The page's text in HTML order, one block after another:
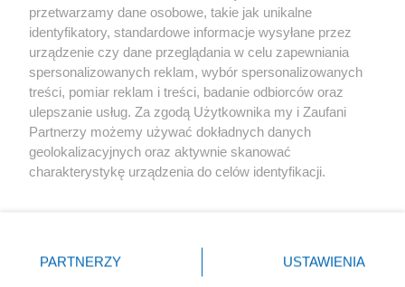
Kultura
X Facebook Instagram Youtube
przetwarzamy dane osobowe, takie jak unikalne
identyfikatory, standardowe informacje wysyłane przez
urządzenie czy dane przeglądania w celu zapewniania
spersonalizowanych reklam, wybór spersonalizowanych
treści, pomiar reklam i treści, badanie odbiorców oraz
ulepszanie usług. Za zgodą Użytkownika my i Zaufani
Partnerzy możemy używać dokładnych danych
geolokalizacyjnych oraz aktywnie skanować
charakterystykę urządzenia do celów identyfikacji.
zmienić/wycofać klikając przycisk ustawień prywatności
znajdujący się w lewym dolnym rogu strony
PARTNERZY USTAWIENIA